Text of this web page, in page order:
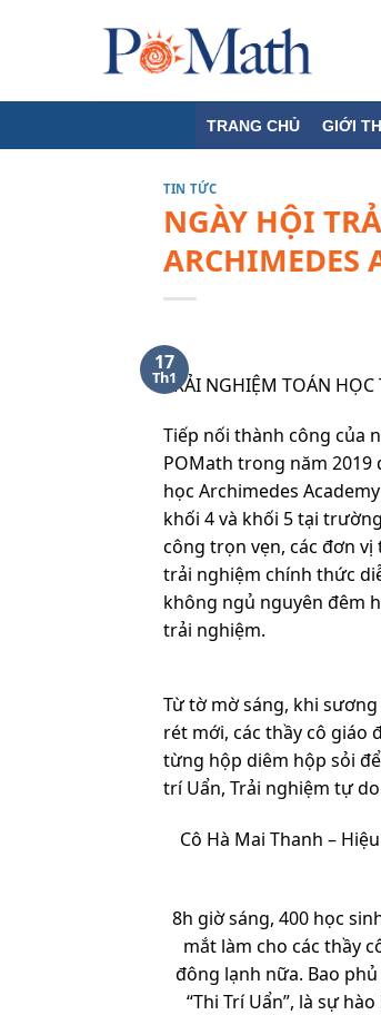
TRANG CHỦ GIỚI
TIN TỨC
NGÀY HỘI
ARCHIMEDES
17
Th1TRẢI NGHIỆM TOÁN HỌC
Tiếp nối thành công của
POMath trong năm
học Archimedes
khối 4 và khối 5 tại
công trọn vẹn, các đơn
trải nghiệm chính thức
không ngủ nguyên đêm
trải nghiệm.
Từ tờ mờ sáng, khi
rét mới, các thầy cô giáo
từng hộp diêm hộp sỏi
trí Uẩn, Trải nghiệm tự
Cô Hà Mai Thanh –
8h giờ sáng, 400 học
mắt làm cho các thầy
đông lạnh nữa. Bao
“Thi Trí Uẩn”, là sự